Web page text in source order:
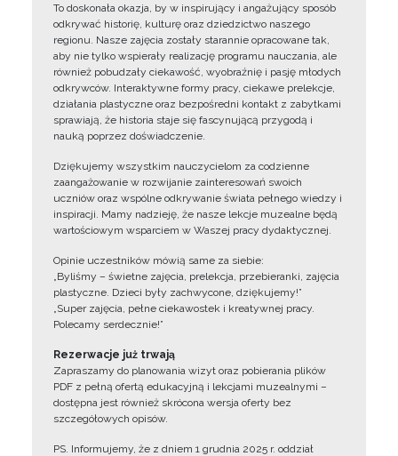
To doskonała okazja, by w inspirujący i angażujący sposób
odkrywać historię, kulturę oraz dziedzictwo naszego
regionu. Nasze zajęcia zostały starannie opracowane tak,
aby nie tylko wspierały realizację programu nauczania, ale
również pobudzały ciekawość, wyobraźnię i pasję młodych
odkrywców. Interaktywne formy pracy, ciekawe prelekcje,
działania plastyczne oraz bezpośredni kontakt z zabytkami
sprawiają, że historia staje się fascynującą przygodą i
nauką poprzez doświadczenie.
Dziękujemy wszystkim nauczycielom za codzienne
zaangażowanie w rozwijanie zainteresowań swoich
uczniów oraz wspólne odkrywanie świata pełnego wiedzy i
inspiracji. Mamy nadzieję, że nasze lekcje muzealne będą
wartościowym wsparciem w Waszej pracy dydaktycznej.
Opinie uczestników mówią same za siebie:
„Byliśmy – świetne zajęcia, prelekcja, przebieranki, zajęcia
plastyczne. Dzieci były zachwycone, dziękujemy!”
„Super zajęcia, pełne ciekawostek i kreatywnej pracy.
Polecamy serdecznie!”
Rezerwacje już trwają
Zapraszamy do planowania wizyt oraz pobierania plików
PDF z pełną ofertą edukacyjną i lekcjami muzealnymi –
dostępna jest również skrócona wersja oferty bez
szczegółowych opisów.
PS. Informujemy, że z dniem 1 grudnia 2025 r. oddział